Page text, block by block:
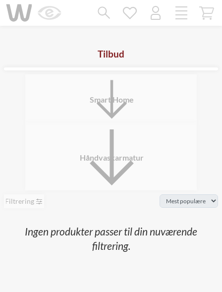
Tilbud
Smart Home
Håndvaskarmatur
Filtrering
Ingen produkter passer til din nuværende
filtrering.
Mangler chatten?
Ret samtykke!